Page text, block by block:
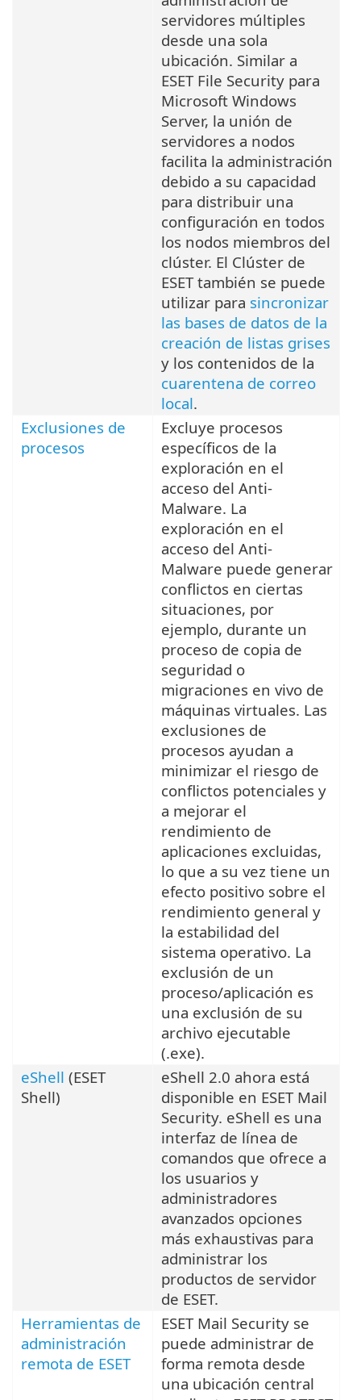
servidores múltiples
desde una sola
ubicación. Similar a
ESET File Security para
Microsoft Windows
Server, la unión de
servidores a nodos
facilita la administración
debido a su capacidad
para distribuir una
configuración en todos
los nodos miembros del
clúster. El Clúster de
ESET también se puede
utilizar para sincronizar
las bases de datos de la
creación de listas grises
y los contenidos de la
cuarentena de correo
local.
Exclusiones de
procesos
Excluye procesos
específicos de la
exploración en el
acceso del Anti-
Malware. La
exploración en el
acceso del Anti-
Malware puede generar
conflictos en ciertas
situaciones, por
ejemplo, durante un
proceso de copia de
seguridad o
migraciones en vivo de
máquinas virtuales. Las
exclusiones de
procesos ayudan a
minimizar el riesgo de
conflictos potenciales y
a mejorar el
rendimiento de
aplicaciones excluidas,
lo que a su vez tiene un
efecto positivo sobre el
rendimiento general y
la estabilidad del
sistema operativo. La
exclusión de un
proceso/aplicación es
una exclusión de su
archivo ejecutable
(.exe).
eShell (ESET
Shell)
eShell 2.0 ahora está
disponible en ESET Mail
Security. eShell es una
interfaz de línea de
comandos que ofrece a
los usuarios y
administradores
avanzados opciones
más exhaustivas para
administrar los
productos de servidor
de ESET.
Herramientas de
administración
remota de ESET
ESET Mail Security se
puede administrar de
forma remota desde
una ubicación central